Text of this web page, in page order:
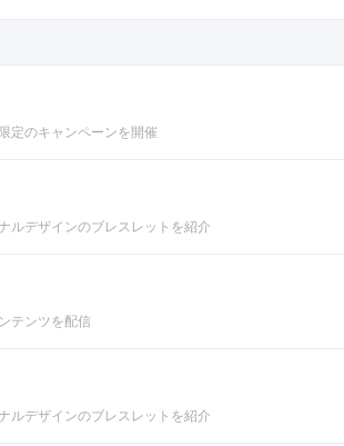
定のキャンペーンを開催
ルデザインのブレスレットを紹介
テンツを配信
ルデザインのブレスレットを紹介